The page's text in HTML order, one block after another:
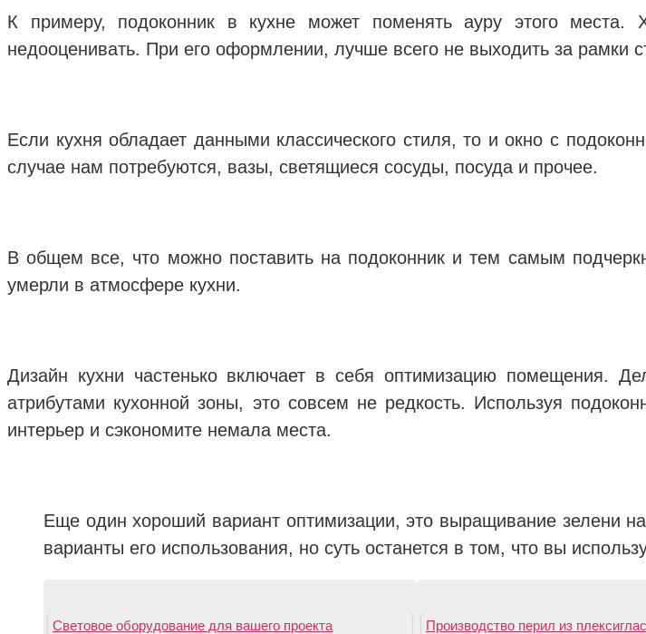
К примеру, подоконник в кухне может поменять ауру этого
недооценивать. При его оформлении, лучше всего не выходить за рамки
Если кухня обладает данными классического стиля, то и окно с
случае нам потребуются, вазы, светящиеся сосуды, посуда и прочее.
В общем все, что можно поставить на подоконник и тем самым
умерли в атмосфере кухни.
Дизайн кухни частенько включает в себя оптимизацию помещения.
атрибутами кухонной зоны, это совсем не редкость. Используя
интерьер и сэкономите немала места.
Еще один хороший вариант оптимизации, это выращивание зелени
варианты его использования, но суть останется в том, что вы
Световое оборудование для вашего проекта Производство перил из